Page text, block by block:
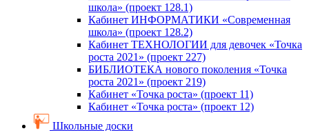
школа» (проект 128.1)
Кабинет ИНФОРМАТИКИ «Современная
школа» (проект 128.2)
Кабинет ТЕХНОЛОГИИ для девочек «Точка
роста 2021» (проект 227)
БИБЛИОТЕКА нового поколения «Точка
роста 2021» (проект 219)
Кабинет «Точка роста» (проект 11)
Кабинет «Точка роста» (проект 12)
Школьные доски